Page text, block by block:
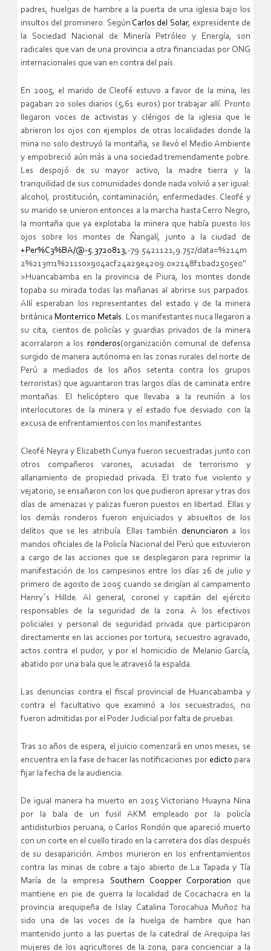
padres, huelgas de hambre a la puerta de una iglesia bajo los
insultos del prominero. Según Carlos del Solar, expresidente de
la Sociedad Nacional de Minería Petróleo y Energía, son
radicales que van de una provincia a otra financiadas por ONG
internacionales que van en contra del país.
En 2005, el marido de Cleofé estuvo a favor de la mina, les
pagaban 20 soles diarios (5,61 euros) por trabajar allí. Pronto
llegaron voces de activistas y clérigos de la iglesia que le
abrieron los ojos con ejemplos de otras localidades donde la
mina no solo destruyó la montaña, se llevó el Medio Ambiente
y empobreció aún más a una sociedad tremendamente pobre.
Les despojó de su mayor activo, la madre tierra y la
tranquilidad de sus comunidades donde nada volvió a ser igual:
alcohol, prostitución, contaminación, enfermedades. Cleofé y
su marido se unieron entonces a la marcha hasta Cerro Negro,
la montaña que ya explotaba la minera que había puesto los
ojos sobre los montes de Ñangalí, junto a la ciudad de
+Per%C3%BA/@-5.3720813,-79.5421121,9.75z/data=%214m
2%213m1%211s0x904acf24a29e4209:0x2148f1bad2505e0″
>Huancabamba en la provincia de Piura, los montes donde
topaba su mirada todas las mañanas al abrirse sus parpados.
Allí esperaban los representantes del estado y de la minera
británica Monterrico Metals. Los manifestantes nuca llegaron a
su cita, cientos de policías y guardias privados de la minera
acorralaron a los ronderos(organización comunal de defensa
surgido de manera autónoma en las zonas rurales del norte de
Perú a mediados de los años setenta contra los grupos
terroristas) que aguantaron tras largos días de caminata entre
montañas. El helicóptero que llevaba a la reunión a los
interlocutores de la minera y el estado fue desviado con la
excusa de enfrentamientos con los manifestantes.
Cleofé Neyra y Elizabeth Cunya fueron secuestradas junto con
otros compañeros varones, acusadas de terrorismo y
allanamiento de propiedad privada. El trato fue violento y
vejatorio, se ensañaron con los que pudieron apresar y tras dos
días de amenazas y palizas fueron puestos en libertad. Ellas y
los demás ronderos fueron enjuiciados y absueltos de los
delitos que se les atribuía. Ellas también denunciaron a los
mandos oficiales de la Policía Nacional del Perú que estuvieron
a cargo de las acciones que se desplegaron para reprimir la
manifestación de los campesinos entre los días 26 de julio y
primero de agosto de 2005 cuando se dirigían al campamento
Henry´s Hillde. Al general, coronel y capitán del ejército
responsables de la seguridad de la zona. A los efectivos
policiales y personal de seguridad privada que participaron
directamente en las acciones por tortura, secuestro agravado,
actos contra el pudor, y por el homicidio de Melanio García,
abatido por una bala que le atravesó la espalda.
Las denuncias contra el fiscal provincial de Huancabamba y
contra el facultativo que examinó a los secuestrados, no
fueron admitidas por el Poder Judicial por falta de pruebas.
Tras 10 años de espera, el juicio comenzará en unos meses, se
encuentra en la fase de hacer las notificaciones por edicto para
fijar la fecha de la audiencia.
De igual manera ha muerto en 2015 Victoriano Huayna Nina
por la bala de un fusil AKM empleado por la policía
antidisturbios peruana, o Carlos Rondón que apareció muerto
con un corte en el cuello tirado en la carretera dos días después
de su desaparición. Ambos murieron en los enfrentamientos
contra las minas de cobre a tajo abierto de La Tapada y Tía
María de la empresa Southern Coopper Corporation que
mantiene en pie de guerra la localidad de Cocachacra en la
provincia arequipeña de Islay. Catalina Torocahua Muñoz ha
sido una de las voces de la huelga de hambre que han
mantenido junto a las puertas de la catedral de Arequipa las
mujeres de los agricultores de la zona, para concienciar a la